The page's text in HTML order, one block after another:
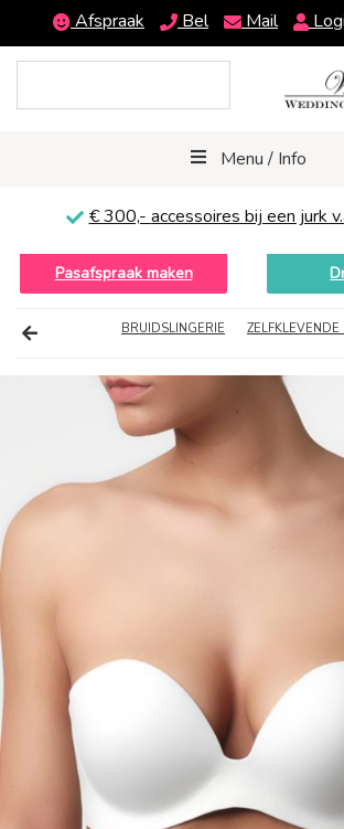
Afspraak Bel Mail
Menu / Info
€ 300,- accessoires bij een jurk
Pasafspraak maken
BRUIDSLINGERIE